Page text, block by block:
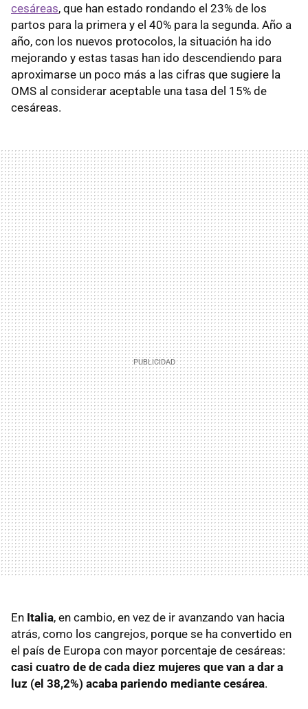
cesáreas, que han estado rondando el 23% de los
partos para la primera y el 40% para la segunda. Año a
año, con los nuevos protocolos, la situación ha ido
mejorando y estas tasas han ido descendiendo para
aproximarse un poco más a las cifras que sugiere la
OMS al considerar aceptable una tasa del 15% de
cesáreas.
En Italia, en cambio, en vez de ir avanzando van hacia
atrás, como los cangrejos, porque se ha convertido en
el país de Europa con mayor porcentaje de cesáreas:
casi cuatro de de cada diez mujeres que van a dar a
luz (el 38,2%) acaba pariendo mediante cesárea.